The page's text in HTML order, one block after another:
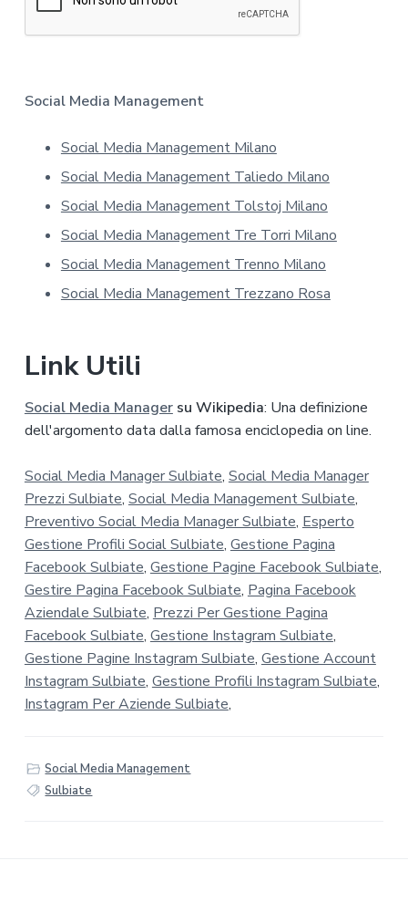
t
a
Social Media Management
Social Media Management Milano
Social Media Management Taliedo Milano
Social Media Management Tolstoj Milano
Social Media Management Tre Torri Milano
Social Media Management Trenno Milano
Social Media Management Trezzano Rosa
Link Utili
Social Media Managersu Wikipedia: Una definizione
dell'argomento data dalla famosa enciclopedia on line.
Social Media Manager Sulbiate, Social Media Manager
Prezzi Sulbiate, Social Media Management Sulbiate,
Preventivo Social Media Manager Sulbiate, Esperto
Gestione Profili Social Sulbiate, Gestione Pagina
Facebook Sulbiate, Gestione Pagine Facebook Sulbiate,
Gestire Pagina Facebook Sulbiate, Pagina Facebook
Aziendale Sulbiate, Prezzi Per Gestione Pagina
Facebook Sulbiate, Gestione Instagram Sulbiate,
Gestione Pagine Instagram Sulbiate, Gestione Account
Instagram Sulbiate, Gestione Profili Instagram Sulbiate,
Instagram Per Aziende Sulbiate,
Social Media Management
Sulbiate